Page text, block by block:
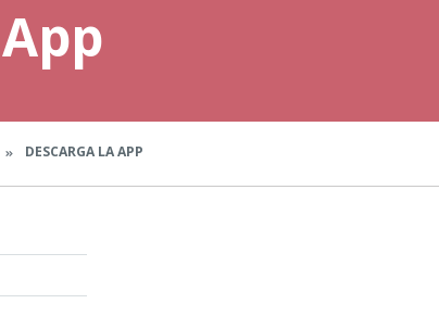
DESCARGA LA APP